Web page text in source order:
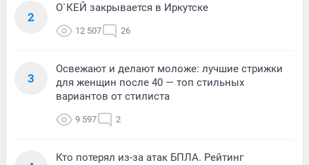
2
О`КЕЙ закрывается в Иркутске
12 507 26
3
Освежают и делают моложе: лучшие стрижки
для женщин после 40 — топ стильных
вариантов от стилиста
9 597 2
Кто потерял из-за атак БПЛА. Рейтинг